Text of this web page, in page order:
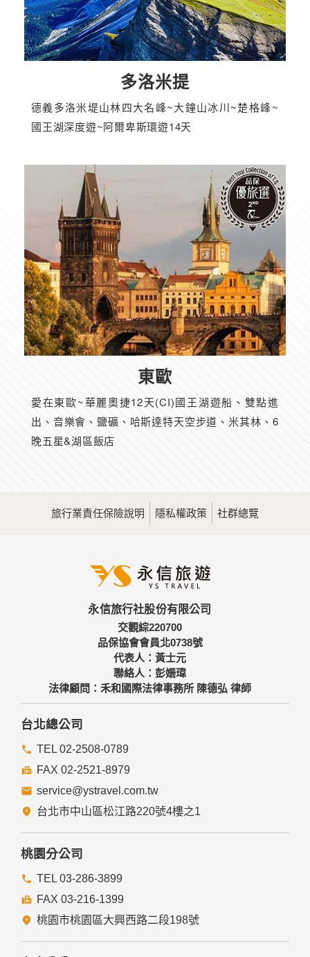
多洛米提
德義多洛米堤山林四大名峰~大鐘山冰川~楚格峰~
國王湖深度遊~阿爾卑斯環遊14天
東歐
愛在東歐~華麗奧捷12天(CI)國王湖遊船、雙點進
出、音樂會、鹽礦、哈斯達特天空步道、米其林、6
晚五星&湖區飯店
旅行業責任保險說明 隱私權政策 社群總覽
永信旅行社股份有限公司
交觀綜220700
品保協會會員北0738號
代表人：黃士元
聯絡人：彭姍瑋
法律顧問：禾和國際法律事務所 陳德弘 律師
台北總公司
TEL 02-2508-0789
FAX 02-2521-8979
service@ystravel.com.tw
台北市中山區松江路220號4樓之1
桃園分公司
TEL 03-286-3899
FAX 03-216-1399
桃園市桃園區大興西路二段198號